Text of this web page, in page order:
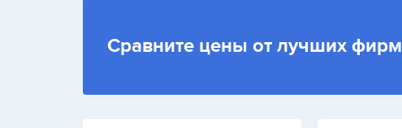
Сравните цены от лучших фирм